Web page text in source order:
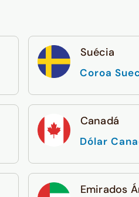
Suécia
Coroa
Canadá
Dólar
Emirados